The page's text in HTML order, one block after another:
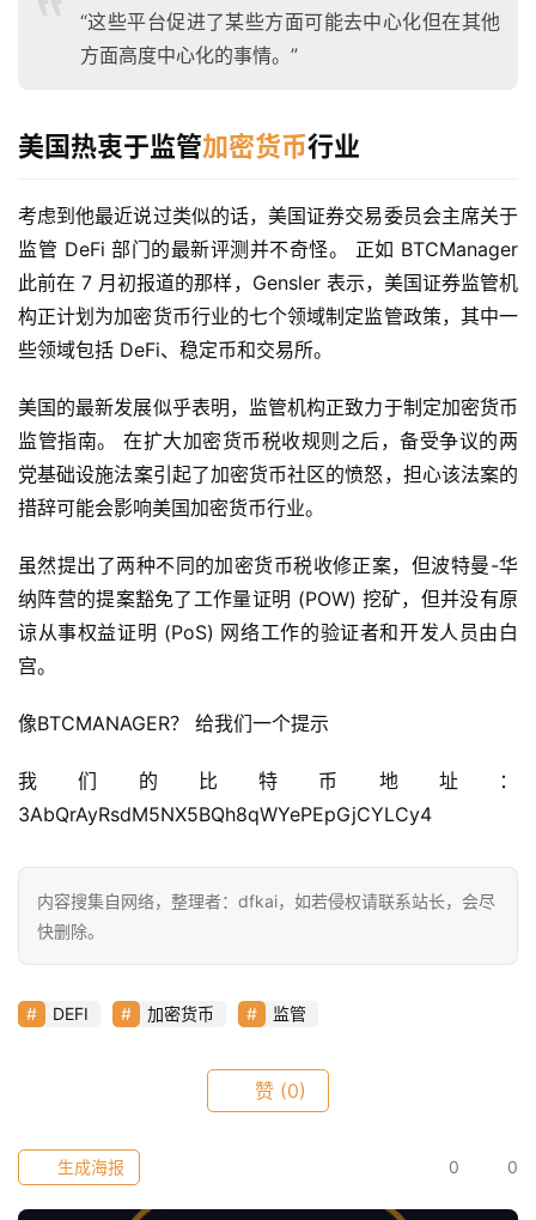
页
快
仰
a
9
指
数
用
具
“这些平台促进了某些方面可能去中心化但在其他
方面高度中心化的事情。”
美国热衷于监管加密货币行业
考虑到他最近说过类似的话，美国证券交易委员会主席关于
监管 DeFi 部门的最新评测并不奇怪。 正如 BTCManager
此前在 7 月初报道的那样，Gensler 表示，美国证券监管机
构正计划为加密货币行业的七个领域制定监管政策，其中一
些领域包括 DeFi、稳定币和交易所。
美国的最新发展似乎表明，监管机构正致力于制定加密货币
监管指南。 在扩大加密货币税收规则之后，备受争议的两
党基础设施​​法案引起了加密货币社区的愤怒，担心该法案的
措辞可能会影响美国加密货币行业。
虽然提出了两种不同的加密货币税收修正案，但波特曼-华
纳阵营的提案豁免了工作量证明 (POW) 挖矿，但并没有原
谅从事权益证明 (PoS) 网络工作的验证者和开发人员由白
宫。
像BTCMANAGER？ 给我们一个提示
我们的比特币地址：
3AbQrAyRsdM5NX5BQh8qWYePEpGjCYLCy4
内容搜集自网络，整理者：dfkai，如若侵权请联系站长，会尽
快删除。
DEFI 加密货币 监管
赞 (0)
0 0
生成海报